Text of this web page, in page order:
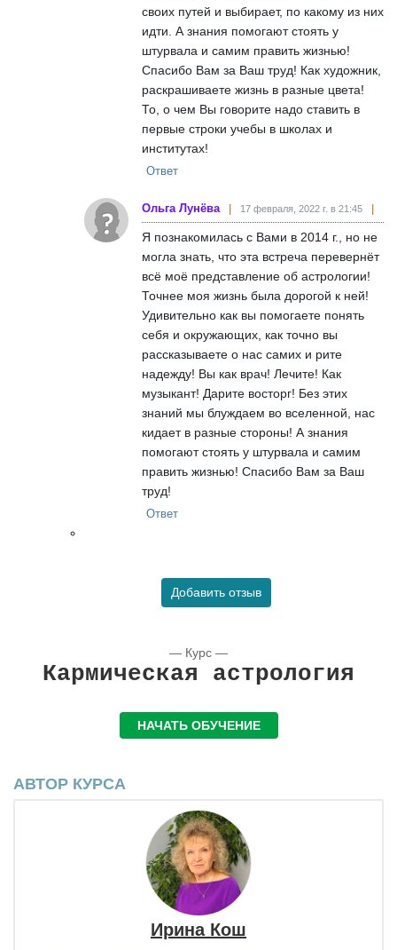
своих путей и выбирает, по какому из них
идти. А знания помогают стоять у
штурвала и самим править жизнью!
Спасибо Вам за Ваш труд! Как художник,
раскрашиваете жизнь в разные цвета!
То, о чем Вы говорите надо ставить в
первые строки учебы в школах и
институтах!
Ответ
Ольга Лунёва 17 февраля, 2022 г. в 21:45
Я познакомилась с Вами в 2014 г., но не
могла знать, что эта встреча перевернёт
всё моё представление об астрологии!
Точнее моя жизнь была дорогой к ней!
Удивительно как вы помогаете понять
себя и окружающих, как точно вы
рассказываете о нас самих и рите
надежду! Вы как врач! Лечите! Как
музыкант! Дарите восторг! Без этих
знаний мы блуждаем во вселенной, нас
кидает в разные стороны! А знания
помогают стоять у штурвала и самим
править жизнью! Спасибо Вам за Ваш
труд!
Ответ
Добавить отзыв
— Курс —
Кармическая астрология
НАЧАТЬ ОБУЧЕНИЕ
АВТОР КУРСА
Ирина Кош